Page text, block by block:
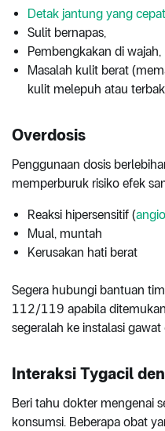
Detak jantung yang cepat
Sulit bernapas,
Pembengkakan di wajah,
Masalah kulit berat
kulit melepuh atau
Overdosis
Penggunaan dosis
memperburuk risiko efek
Reaksi hipersensitif (
Mual, muntah
Kerusakan hati berat
Segera hubungi bantuan
112/119 apabila
segeralah ke instalasi
Interaksi Tygacil
Beri tahu dokter mengenai
konsumsi. Beberapa obat